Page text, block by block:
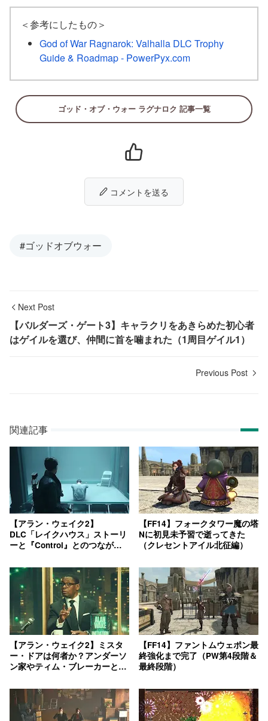
＜参考にしたもの＞
God of War Ragnarok: Valhalla DLC Trophy
Guide & Roadmap - PowerPyx.com
ゴッド・オブ・ウォー ラグナロク 記事一覧
コメントを送る
#ゴッドオブウォー
Next Post
【バルダーズ・ゲート3】キャラクリをあきらめた初心者
はゲイルを選び、仲間に首を噛まれた（1周目ゲイル1）
Previous Post
関連記事
【アラン・ウェイク2】
DLC「レイクハウス」ストーリ
ーと『Control』とのつながり
【FF14】フォークタワー魔の塔
Nに初見未予習で逝ってきた
（クレセントアイル北征編）
【アラン・ウェイク2】ミスタ
ー・ドアは何者か？アンダーソ
ン家やティム・ブレーカーとの
【FF14】ファントムウェポン最
終強化まで完了（PW第4段階＆
最終段階）